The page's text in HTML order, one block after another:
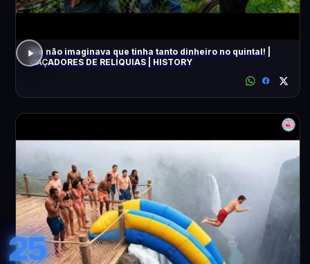
Ele não imaginava que tinha tanto dinheiro no quintal! |
CAÇADORES DE RELÍQUIAS | HISTORY
25